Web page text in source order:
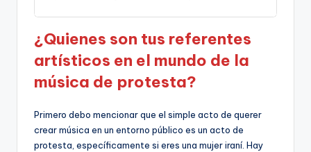
¿Quienes son tus referentes
artísticos en el mundo de la
música de protesta?
Primero debo mencionar que el simple acto de querer
crear música en un entorno público es un acto de
protesta, específicamente si eres una mujer iraní. Hay